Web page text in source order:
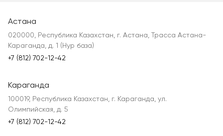
Астана
020000, Республика Казахстан, г. Астана, Трасса Астана-
Караганда, д. 1 (Нур база)
+7 (812) 702-12-42
Караганда
100019, Республика Казахстан, г. Караганда, ул.
Олимпийская, д. 5
+7 (812) 702-12-42